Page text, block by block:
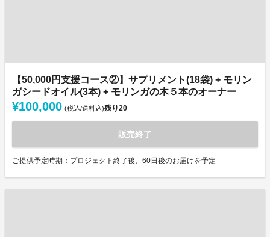
【50,000円支援コース②】サプリメント(18袋) + モリン
ガシードオイル(3本) + モリンガの木５本のオーナー
¥100,000 (税込/送料込)残り20
販売終了
ご提供予定時期：プロジェクト終了後、60日後のお届けを予定